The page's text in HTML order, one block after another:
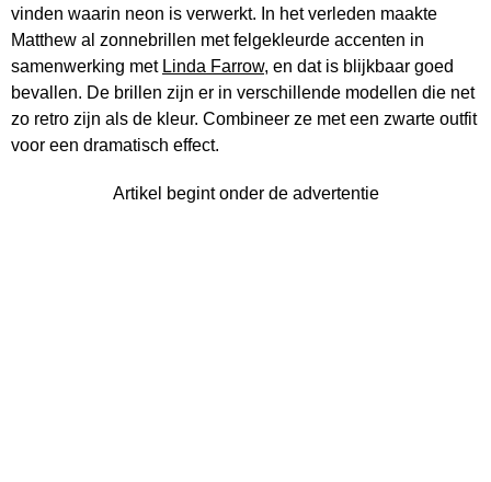
vinden waarin neon is verwerkt. In het verleden maakte
Matthew al zonnebrillen met felgekleurde accenten in
samenwerking met Linda Farrow, en dat is blijkbaar goed
bevallen. De brillen zijn er in verschillende modellen die net
zo retro zijn als de kleur. Combineer ze met een zwarte outfit
voor een dramatisch effect.
Artikel begint onder de advertentie